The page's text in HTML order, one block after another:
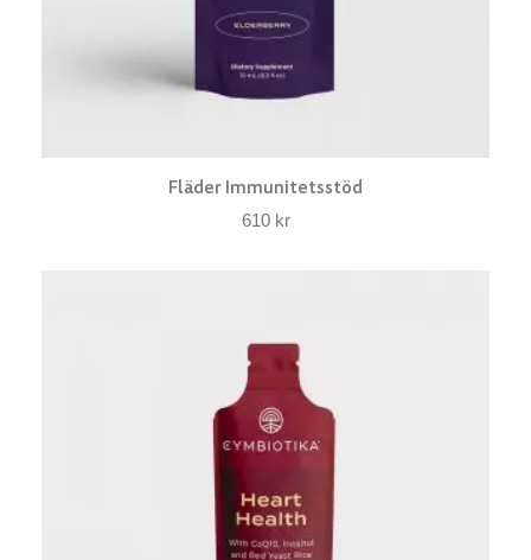
Fläder Immunitetsstöd
610 kr